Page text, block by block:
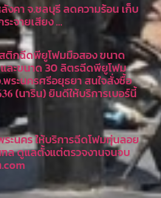
คา จ.ชลบุรี ลดความร้อน เก็บ
ะจายเสียง …
ติกฉีดพียูโฟมมือสอง ขนาด
ละขนาด 30 ลิตรฉีดพียูโฟม
ระนครศรีอยุธยา สนใจสั่งซื้อ
(นาริน) ยินดีให้บริการเบอร์นี้
ะนคร ให้บริการฉีดโฟมทุ่นลอย
ล ดูแลตั้งแต่ตรวจงานจนจบ